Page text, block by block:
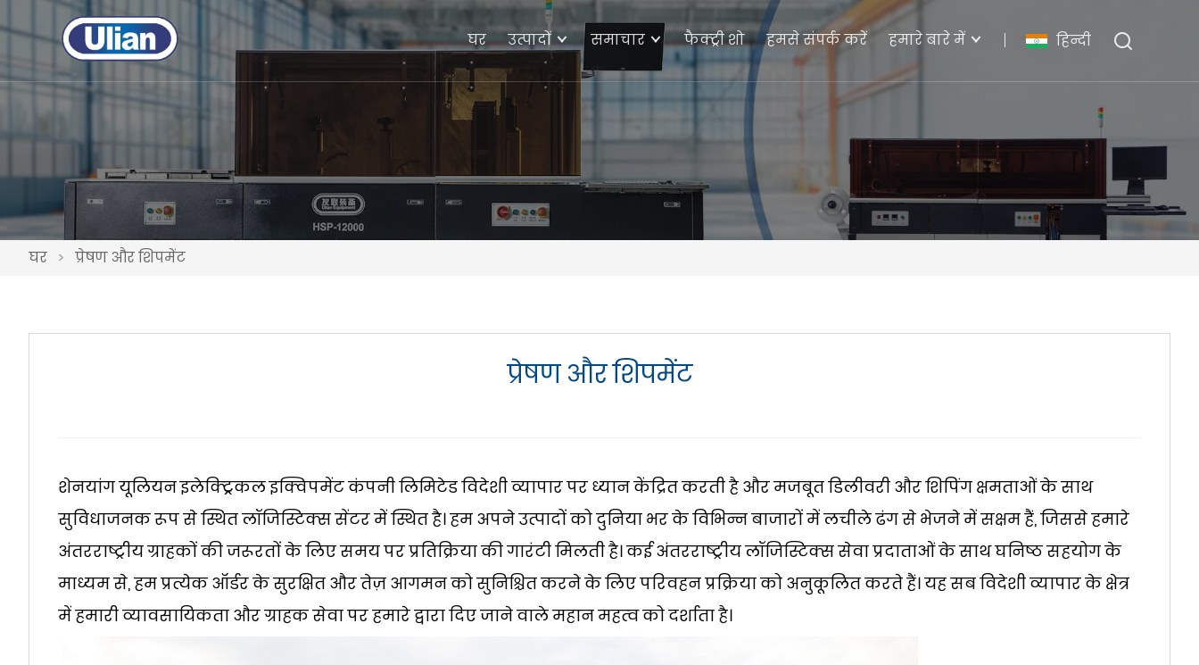
हिन्दी
घर उत्पादों समाचार फैक्ट्री शो हमसे संपर्क करें हमारे बारे में
घर > प्रेषण और शिपमेंट
प्रेषण और शिपमेंट
शेनयांग यूलियन इलेक्ट्रिकल इक्विपमेंट कंपनी लिमिटेड विदेशी व्यापार पर ध्यान केंद्रित करती है और मजबूत डिलीवरी और शिपिंग क्षमताओं के साथ
सुविधाजनक रूप से स्थित लॉजिस्टिक्स सेंटर में स्थित है। हम अपने उत्पादों को दुनिया भर के विभिन्न बाजारों में लचीले ढंग से भेजने में सक्षम हैं, जिससे हमारे
अंतरराष्ट्रीय ग्राहकों की जरूरतों के लिए समय पर प्रतिक्रिया की गारंटी मिलती है। कई अंतरराष्ट्रीय लॉजिस्टिक्स सेवा प्रदाताओं के साथ घनिष्ठ सहयोग के
माध्यम से, हम प्रत्येक ऑर्डर के सुरक्षित और तेज़ आगमन को सुनिश्चित करने के लिए परिवहन प्रक्रिया को अनुकूलित करते हैं। यह सब विदेशी व्यापार के क्षेत्र
में हमारी व्यावसायिकता और ग्राहक सेवा पर हमारे द्वारा दिए जाने वाले महान महत्व को दर्शाता है।